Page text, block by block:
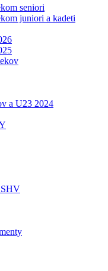
seniori
juniori a kadeti
a U23 2024
SHV